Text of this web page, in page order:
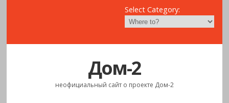
Select Category:
Дом-2
неофициальный сайт о проекте Дом-2